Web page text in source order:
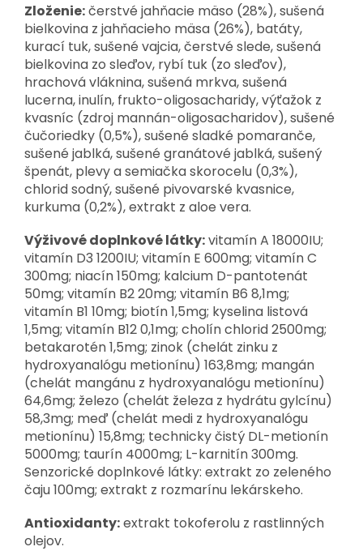
Zloženie:čerstvé jahňacie mäso (28%), sušená
bielkovina z jahňacieho mäsa (26%), batáty,
kurací tuk, sušené vajcia, čerstvé slede, sušená
bielkovina zo sleďov, rybí tuk (zo sleďov),
hrachová vláknina, sušená mrkva, sušená
lucerna, inulín, frukto-oligosacharidy, výťažok z
kvasníc (zdroj mannán-oligosacharidov), sušené
čučoriedky (0,5%), sušené sladké pomaranče,
sušené jablká, sušené granátové jablká, sušený
špenát, plevy a semiačka skorocelu (0,3%),
chlorid sodný, sušené pivovarské kvasnice,
kurkuma (0,2%), extrakt z aloe vera.
Výživové doplnkové látky:vitamín A 18000IU;
vitamín D3 1200IU; vitamín E 600mg; vitamín C
300mg; niacín 150mg; kalcium D-pantotenát
50mg; vitamín B2 20mg; vitamín B6 8,1mg;
vitamín B1 10mg; biotín 1,5mg; kyselina listová
1,5mg; vitamín B12 0,1mg; cholín chlorid 2500mg;
betakarotén 1,5mg; zinok (chelát zinku z
hydroxyanalógu metionínu) 163,8mg; mangán
(chelát mangánu z hydroxyanalógu metionínu)
64,6mg; železo (chelát železa z hydrátu gylcínu)
58,3mg; meď (chelát medi z hydroxyanalógu
metionínu) 15,8mg; technicky čistý DL-metionín
5000mg; taurín 4000mg; L-karnitín 300mg.
Senzorické doplnkové látky: extrakt zo zeleného
čaju 100mg; extrakt z rozmarínu lekárskeho.
Antioxidanty:extrakt tokoferolu z rastlinných
olejov.